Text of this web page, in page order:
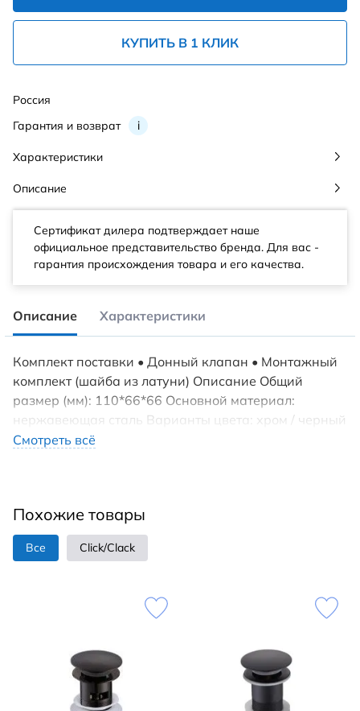
КУПИТЬ В 1 КЛИК
Гарантия и возврат i
Россия
Характеристики
Описание
Сертификат дилера подтверждает наше
официальное представительство бренда. Для вас -
гарантия происхождения товара и его качества.
Описание Характеристики
Комплект поставки • Донный клапан • Монтажный
комплект (шайба из латуни) Описание Общий
размер (мм): 110*66*66 Основной материал:
нержавеющая сталь Варианты цвета: хром / черный
матовый Тип продукта: Донный клапан
Гарантия (лет): 3
Смотреть всё
Похожие товары
Все Click/Clack